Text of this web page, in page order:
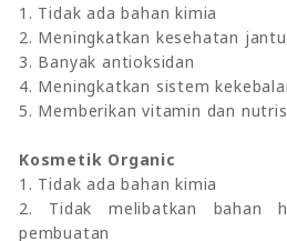
1. Tidak ada bahan kimia
2. Meningkatkan kesehatan
3. Banyak antioksidan
4. Meningkatkan sistem
5. Memberikan vitamin dan
Kosmetik Organic
1. Tidak ada bahan kimia
2. Tidak melibatkan bahan
pembuatan